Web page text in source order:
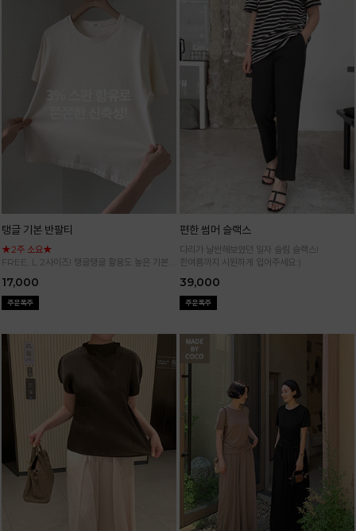
탱글 기본 반팔티
★2주 소요★
FREE, L 2사이즈! 탱글탱글 활용도 높은 기본
17,000
편한 썸머 슬랙스
다리가 날씬해보였던 일자 슬림 슬랙스!
한여름까지 시원하게 입어주세요:)
39,000